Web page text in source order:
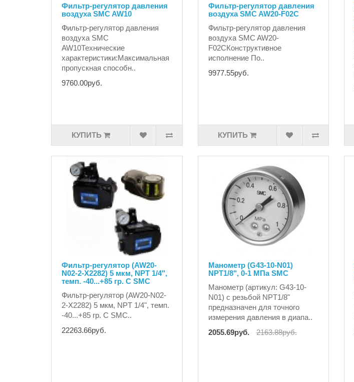
Фильтр-регулятор давления
воздуха SMC AW10
Фильтр-регулятор давления
воздуха SMC
AW10Технические
характеристики:Максимальная
пропускная способн..
9760.00руб.
КУПИТЬ
Фильтр-регулятор давления
воздуха SMC AW20-F02С
Фильтр-регулятор давления
воздуха SMC AW20-
F02СКонструктивное
исполнение По..
9977.55руб.
КУПИТЬ
Фильтр-регулятор (AW20-
N02-2-X2282) 5 мкм, NPT 1/4",
темп. -40...+85 гр. С SMC
Фильтр-регулятор (AW20-N02-
2-X2282) 5 мкм, NPT 1/4", темп.
-40...+85 гр. С SMC..
22263.66руб.
Манометр (G43-10-N01)
NPT1/8", 0-1 MПа SMC
Манометр (артикул: G43-10-
N01) с резьбой NPT1/8"
предназначен для точного
измерения давления в диапа..
2055.69руб.
2163.88руб.